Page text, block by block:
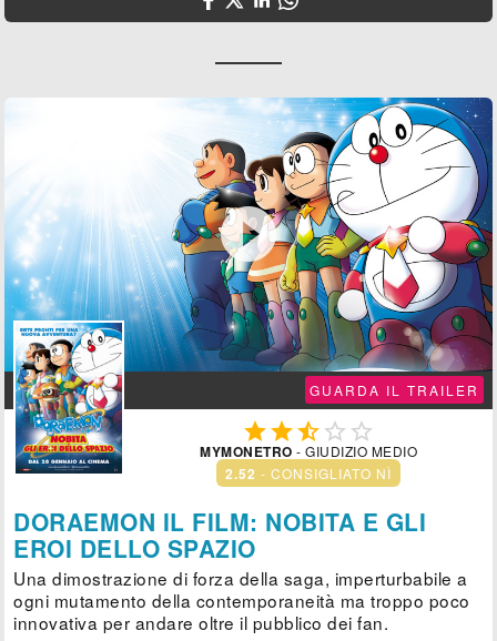

GUARDA IL TRAILER
  
MYMONETRO - GIUDIZIO MEDIO
2.52 - CONSIGLIATO NÌ
DORAEMON IL FILM: NOBITA E GLI
EROI DELLO SPAZIO
Una dimostrazione di forza della saga, imperturbabile a
ogni mutamento della contemporaneità ma troppo poco
innovativa per andare oltre il pubblico dei fan.